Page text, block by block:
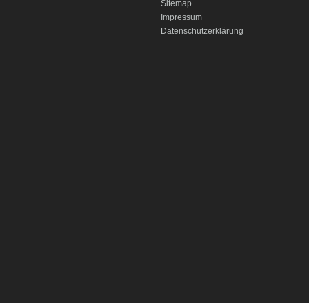
Sitemap
Impressum
Datenschutzerklärung